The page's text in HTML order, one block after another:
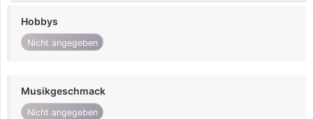
Hobbys
Nicht angegeben
Musikgeschmack
Nicht angegeben